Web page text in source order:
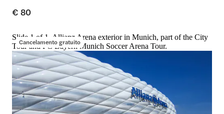
€ 80
Cancelamento gratuito
Slide 1 of 1, Allianz Arena exterior in Munich, part of the City
Tour and FC Bayern Munich Soccer Arena Tour.